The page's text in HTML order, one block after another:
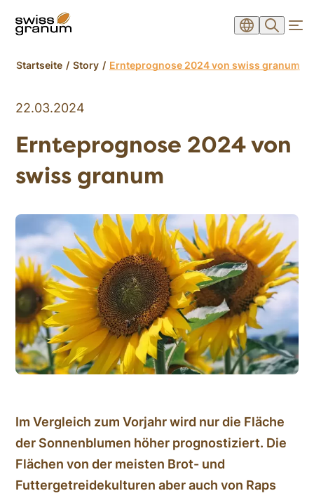
Startseite Story Ernteprognose 2024 von swiss granum
22.03.2024
Ernteprognose 2024 von
swiss granum
Im Vergleich zum Vorjahr wird nur die Fläche
der Sonnenblumen höher prognostiziert. Die
Flächen von der meisten Brot- und
Futtergetreidekulturen aber auch von Raps